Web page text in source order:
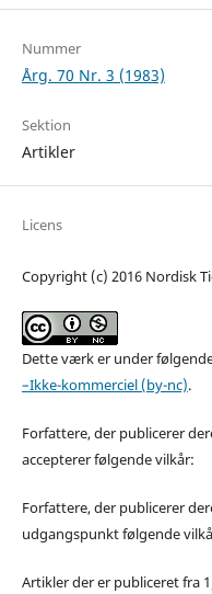
Nummer
Årg. 70 Nr. 3 (1983)
Sektion
Artikler
Licens
Copyright (c) 2016 Nordisk
Dette værk er under
–Ikke-kommerciel (by-nc).
Forfattere, der publicerer
accepterer følgende vilkår:
Forfattere, der publicerer
udgangspunkt følgende
Artikler der er publiceret fra